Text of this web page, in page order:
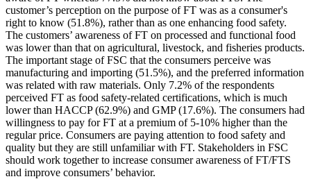
customer’s perception on the purpose of FT was as a consumer's
right to know (51.8%), rather than as one enhancing food safety.
The customers’ awareness of FT on processed and functional food
was lower than that on agricultural, livestock, and fisheries products.
The important stage of FSC that the consumers perceive was
manufacturing and importing (51.5%), and the preferred information
was related with raw materials. Only 7.2% of the respondents
perceived FT as food safety-related certifications, which is much
lower than HACCP (62.9%) and GMP (17.6%). The consumers had
willingness to pay for FT at a premium of 5-10% higher than the
regular price. Consumers are paying attention to food safety and
quality but they are still unfamiliar with FT. Stakeholders in FSC
should work together to increase consumer awareness of FT/FTS
and improve consumers’ behavior.